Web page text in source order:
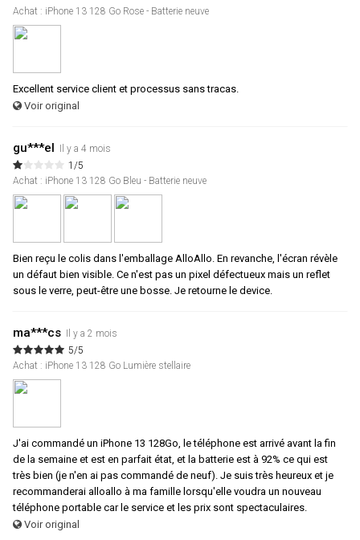
Achat : iPhone 13 128 Go Rose - Batterie neuve
Excellent service client et processus sans tracas.
Voir original
gu***el
Il y a 4 mois
1/5
Achat : iPhone 13 128 Go Bleu - Batterie neuve
Bien reçu le colis dans l'emballage AlloAllo. En revanche, l'écran révèle
un défaut bien visible. Ce n'est pas un pixel défectueux mais un reflet
sous le verre, peut-être une bosse. Je retourne le device.
ma***cs
Il y a 2 mois
5/5
Achat : iPhone 13 128 Go Lumière stellaire
J'ai commandé un iPhone 13 128Go, le téléphone est arrivé avant la fin
de la semaine et est en parfait état, et la batterie est à 92% ce qui est
très bien (je n'en ai pas commandé de neuf). Je suis très heureux et je
recommanderai alloallo à ma famille lorsqu'elle voudra un nouveau
téléphone portable car le service et les prix sont spectaculaires.
Voir original